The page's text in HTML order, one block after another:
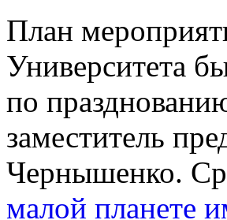
План
Университета
по
заместитель
Чернышенко.
малой планете